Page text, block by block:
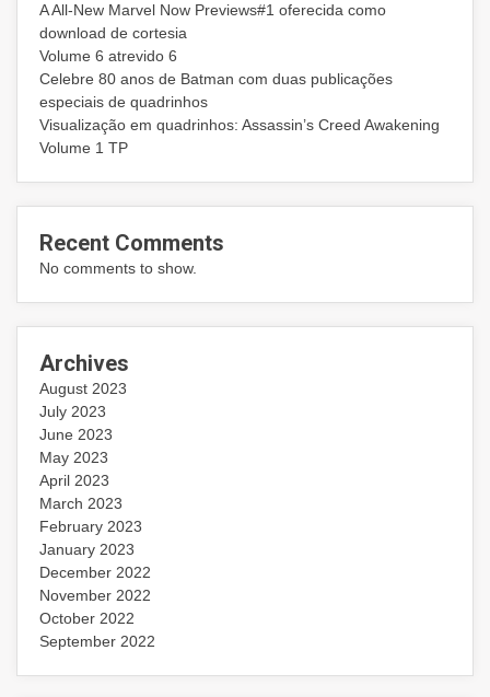
A All-New Marvel Now Previews#1 oferecida como
download de cortesia
Volume 6 atrevido 6
Celebre 80 anos de Batman com duas publicações
especiais de quadrinhos
Visualização em quadrinhos: Assassin’s Creed Awakening
Volume 1 TP
Recent Comments
No comments to show.
Archives
August 2023
July 2023
June 2023
May 2023
April 2023
March 2023
February 2023
January 2023
December 2022
November 2022
October 2022
September 2022